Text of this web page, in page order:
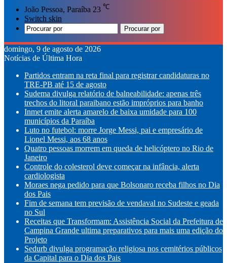
João Pessoa, Paraíba 23 ℃
Switch skin
Procurar por
domingo, 9 de agosto de 2026
Notícias de Última Hora
Partidos entram na reta final para registrar candidaturas no
TRE-PB até 15 de agosto
Sudema divulga relatório de balneabilidade: apenas três
trechos do litoral paraibano estão impróprios para banho
Inmet emite alerta amarelo de baixa umidade para 100
municípios da Paraíba
Luto no futebol: morre Jorge Messi, pai e empresário de
Lionel Messi, aos 68 anos
Quatro pessoas morrem em queda de helicóptero no Rio de
Janeiro
Controle do colesterol deve começar na infância, alerta
cardiologista
Moraes nega pedido para que Bolsonaro receba filhos no Dia
dos Pais
Fim de semana tem previsão de vendaval no Sudeste e geada
no Sul
Receitas que Transformam: Assistência Social da Prefeitura de
Campina Grande ultima preparativos para mais uma edição do
Projeto
Sedurb divulga programação religiosa nos cemitérios públicos
da Capital para o Dia dos Pais